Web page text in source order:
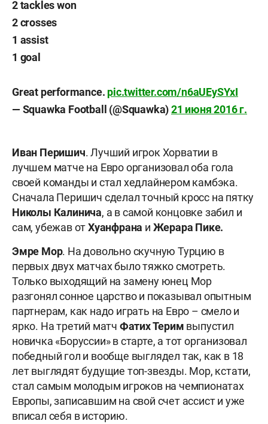
2 tackles won
2 crosses
1 assist
1 goal
Great performance. pic.twitter.com/n6aUEySYxI
— Squawka Football (@Squawka)21 июня 2016 г.
Иван Перишич. Лучший игрок Хорватии в
лучшем матче на Евро организовал оба гола
своей команды и стал хедлайнером камбэка.
Сначала Перишич сделал точный кросс на пятку
Николы Калинича, а в самой концовке забил и
сам, убежав отХуанфрана и Жерара Пике.
Эмре Мор. На довольно скучную Турцию в
первых двух матчах было тяжко смотреть.
Только выходящий на замену юнец Мор
разгонял сонное царство и показывал опытным
партнерам, как надо играть на Евро – смело и
ярко. На третий матч Фатих Терим выпустил
новичка «Боруссии» в старте, а тот организовал
победный гол и вообще выглядел так, как в 18
лет выглядят будущие топ-звезды. Мор, кстати,
стал самым молодым игроков на чемпионатах
Европы, записавшим на свой счет ассист и уже
вписал себя в историю.